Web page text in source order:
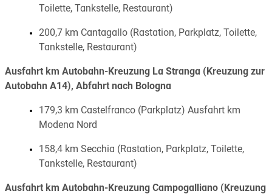
Toilette, Tankstelle, Restaurant)
200,7 km Cantagallo (Rastation, Parkplatz, Toilette,
Tankstelle, Restaurant)
Ausfahrt km Autobahn-Kreuzung La Stranga (Kreuzung zur
Autobahn A14), Abfahrt nach Bologna
179,3 km Castelfranco (Parkplatz) Ausfahrt km
Modena Nord
158,4 km Secchia (Rastation, Parkplatz, Toilette,
Tankstelle, Restaurant)
Ausfahrt km Autobahn-Kreuzung Campogalliano (Kreuzung